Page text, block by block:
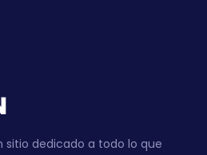
sitio dedicado a todo lo que